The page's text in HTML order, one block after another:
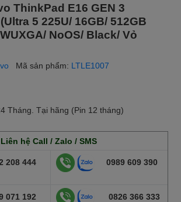
ThinkPad E16 GEN 3
5 225U/ 16GB/ 512GB
NoOS/ Black/ Vỏ
Mã sản phẩm: LTLE1007
Tháng. Tại hãng (Pin 12 tháng)
Liên hệ Call / Zalo / SMS
208 444 0989 609 390
071 192 0826 366 333